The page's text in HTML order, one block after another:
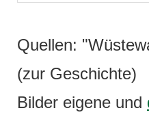
Quellen:
(zur Geschichte)
Bilder eigene und